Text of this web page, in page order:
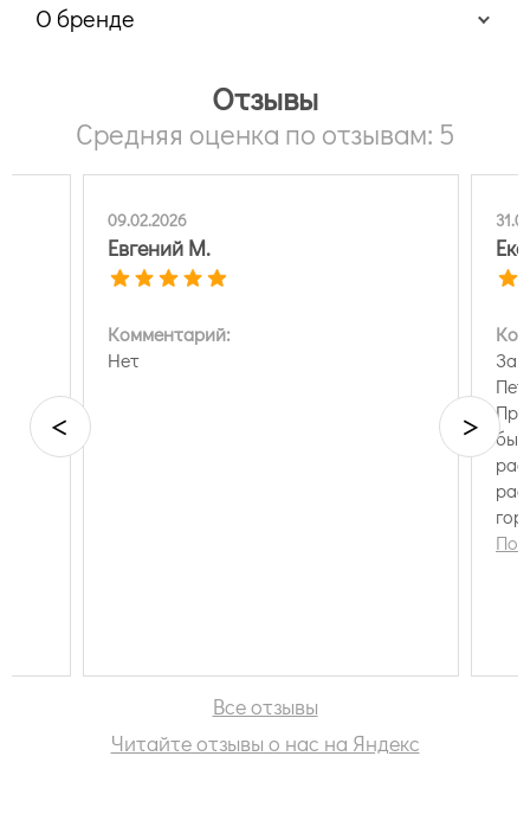
О бренде
Отзывы
Средняя оценка по отзывам: 5
09.02.2026
Евгений М.
Комментарий:
Нет
< >
Все отзывы
Читайте отзывы о нас на Яндекс